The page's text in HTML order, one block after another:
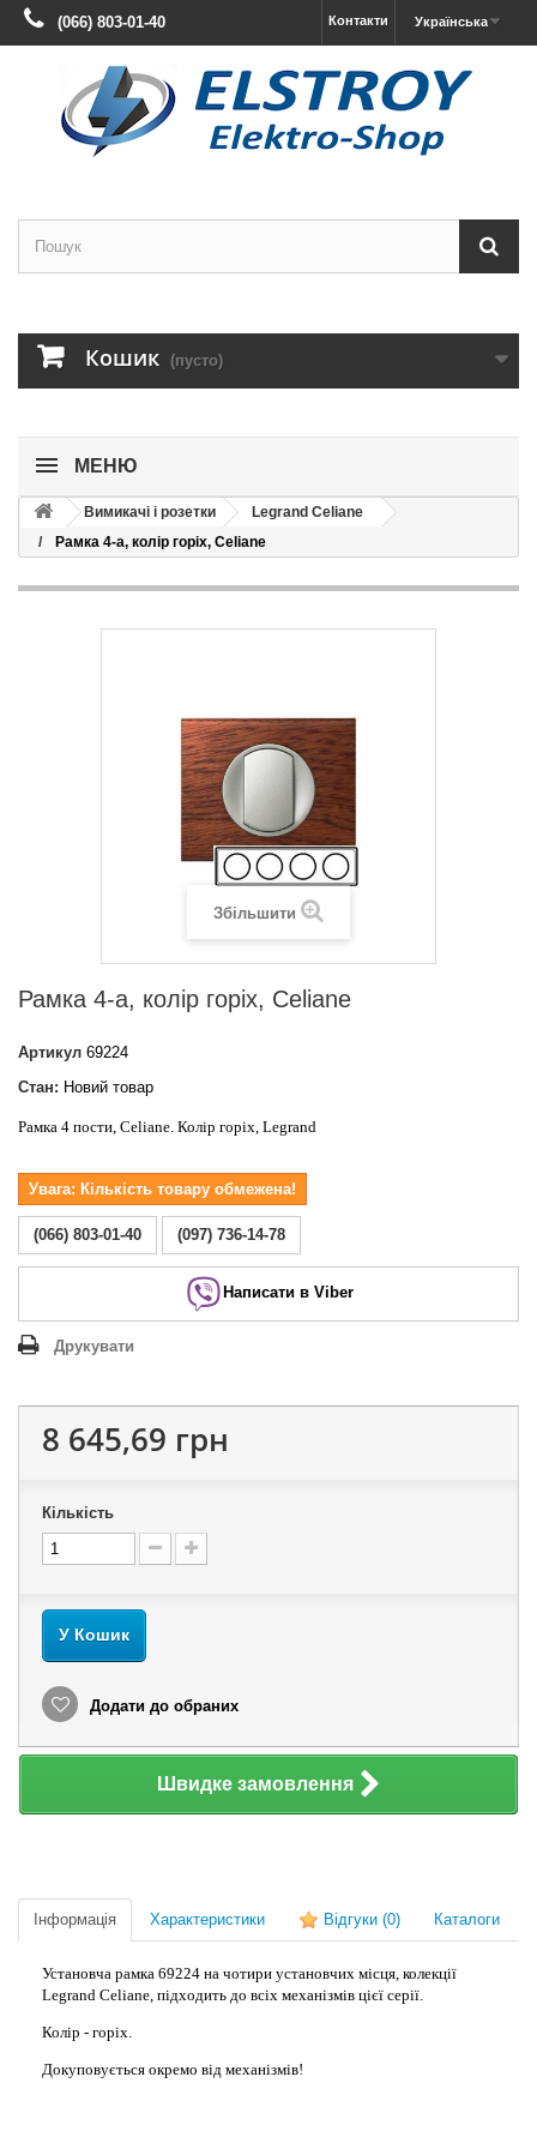
Українська
Контакти
(066) 803-01-40
Кошик (пусто)
МЕНЮ
Вимикачі і розетки
Legrand Celiane
Рамка 4-а, колір горіх, Celiane
Збільшити
Рамка 4-а, колір горіх, Celiane
Артикул 69224
Стан: Новий товар
Рамка 4 пости, Celiane. Колір горіх, Legrand
Увага: Кількість товару обмежена!
(066) 803-01-40 (097) 736-14-78
Написати в Viber
Друкувати
8 645,69 грн
Кількість
У Кошик
Додати до обраних
Швидке замовлення
Інформація Характеристики Відгуки (0) Каталоги
Установча рамка 69224 на чотири установчих місця, колекції
Legrand Celiane, підходить до всіх механізмів цієї серії.
Колір - горіх.
Докуповується окремо від механізмів!